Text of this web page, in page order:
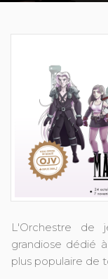
L'Orchestre de
grandiose dédié
plus populaire de